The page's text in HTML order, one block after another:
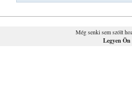
Még senki sem szólt
Legyen Ön